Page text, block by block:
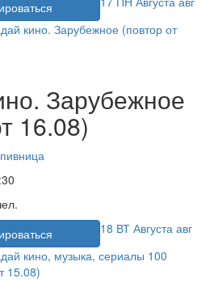
Зарубежное
16.08)
18 ВТ Августа авг